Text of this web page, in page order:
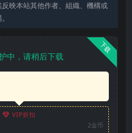
映本站其他作者、組織、機構或
下载
中，请稍后下载
VIP折扣
2金币